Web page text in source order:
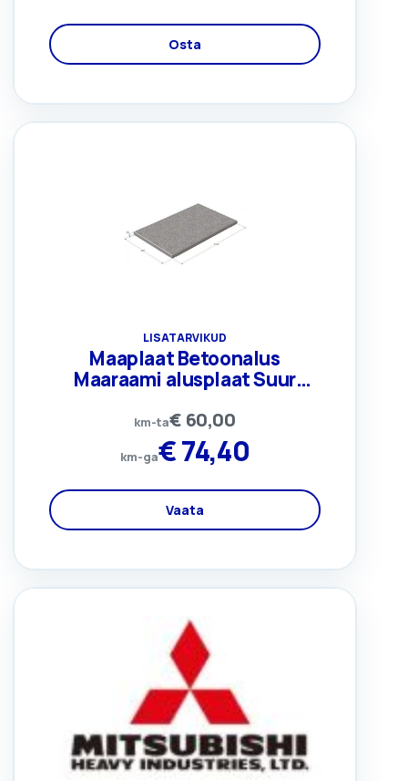
Osta
LISATARVIKUD
Maaplaat Betoonalus
Maaraami alusplaat Suur
km-ta€ 60,00
km-ga€74,40
Vaata